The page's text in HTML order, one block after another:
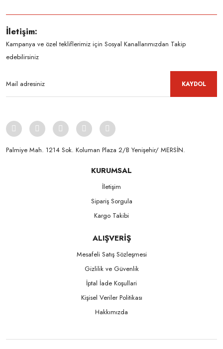
İletişim:
Kampanya ve özel tekliflerimiz için Sosyal Kanallarımızdan Takip
edebilirsiniz
KAYDOL
Palmiye Mah. 1214 Sok. Koluman Plaza 2/B Yenişehir/ MERSİN.ㅤㅤㅤㅤㅤㅤㅤㅤㅤㅤㅤㅤㅤㅤㅤㅤㅤㅤㅤㅤㅤㅤㅤㅤㅤㅤㅤㅤㅤㅤㅤㅤㅤㅤㅤ ㅤㅤㅤㅤㅤㅤㅤㅤㅤㅤ
KURUMSAL
İletişim
Sipariş Sorgula
Kargo Takibi
ALIŞVERİŞ
Mesafeli Satış Sözleşmesi
Gizlilik ve Güvenlik
İptal İade Koşullari
Kişisel Veriler Politikası
Hakkımızda